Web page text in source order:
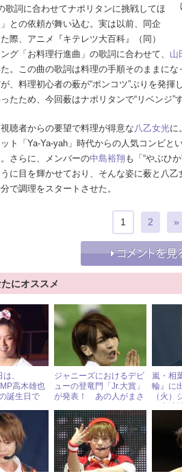
歌詞に合わせてナポリタンに挑戦してほ
との依頼が舞い込む。実は以前、同企
際、アニメ『キテレツ大百科』（同）
グ「お料理行進曲」の歌詞に合わせて、 山
。この曲の歌詞は料理の手順そのままに
、料理初心者の薮が“ポンコツ”ぶりを発
たため、今回薮はナポリタンで“リベンジ”
聴者からの要望で料理が得意な八乙女光に
ト「Ya-Ya-yah」時代からの人気コンビと
さらに、メンバーの中島裕翔 も「“やぶひ
に目を輝かせており、そんな姿に薮と八乙
で調理をスタートさせた。
1 2 »
にオススメ
、
高木雄也
誕生日で
ジャニーズにおけるデビ
ューの登竜門「Jr.大賞」
が発表！ あの人がまさ
嵐・相
輪』に
（火）